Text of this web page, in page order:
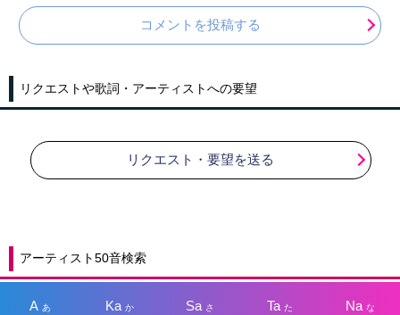
コメントを投稿する
リクエストや歌詞・アーティストへの要望
リクエスト・要望を送る
アーティスト50音検索
A あ Kaか Sa さ Taた Na な